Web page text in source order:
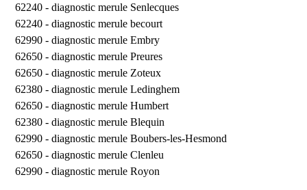
62240 - diagnostic merule Senlecques
62240 - diagnostic merule becourt
62990 - diagnostic merule Embry
62650 - diagnostic merule Preures
62650 - diagnostic merule Zoteux
62380 - diagnostic merule Ledinghem
62650 - diagnostic merule Humbert
62380 - diagnostic merule Blequin
62990 - diagnostic merule Boubers-les-Hesmond
62650 - diagnostic merule Clenleu
62990 - diagnostic merule Royon